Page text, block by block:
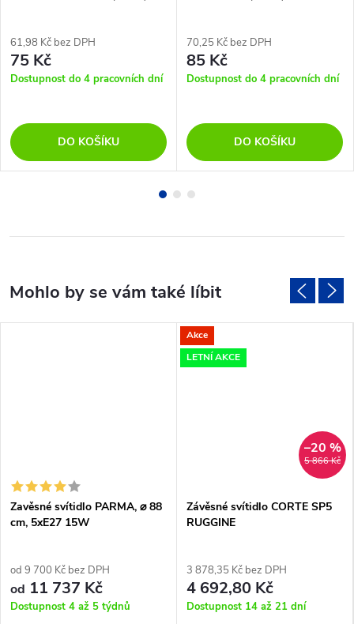
61,98 Kč bez DPH
75 Kč
Dostupnost do 4 pracovních dní
DO KOŠÍKU
70,25 Kč bez DPH
85 Kč
Dostupnost do 4 pracovních dní
DO KOŠÍKU
Zavěsné svítidlo PARMA, ⌀ 88
cm, 5xE27 15W
od 9 700 Kč bez DPH
od 11 737 Kč
Dostupnost 4 až 5 týdnů
Akce
LETNÍ AKCE
5 866 Kč
–20 %
Závěsné svítidlo CORTE SP5
RUGGINE
3 878,35 Kč bez DPH
4 692,80 Kč
Dostupnost 14 až 21 dní